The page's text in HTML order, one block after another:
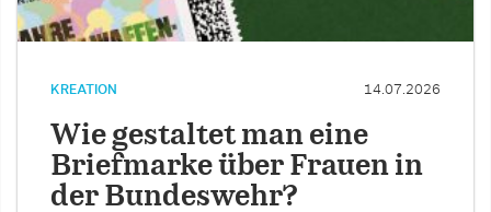
KREATION 14.07.2026
Wie gestaltet man eine
Briefmarke über Frauen in
der Bundeswehr?